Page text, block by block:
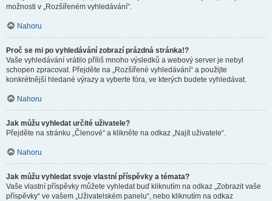
možnosti v „Rozšířeném vyhledávání“.
Nahoru
Proč se mi po vyhledávání zobrazí prázdná stránka!?
Vaše vyhledávání vrátilo příliš mnoho výsledků a webový server je nebyl
schopen zpracovat. Přejděte na „Rozšířené vyhledávání“ a použijte
konkrétnější hledané výrazy a vyberte fóra, ve kterých budete vyhledávat.
Nahoru
Jak můžu vyhledat určité uživatele?
Přejděte na stránku „Členové“ a klikněte na odkaz „Najít uživatele“.
Nahoru
Jak můžu vyhledat svoje vlastní příspěvky a témata?
Vaše vlastní příspěvky můžete vyhledat buď kliknutím na odkaz „Zobrazit vaše
příspěvky“ ve vašem „Uživatelském panelu“, nebo kliknutím na odkaz